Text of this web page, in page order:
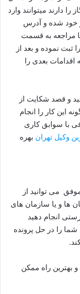
دارند میتوانند وارد
خود شده و آدرس
مراجعه به قسمت
نموده و بعد از
اقدامات بعدی را
و قصد شکایت از
این کار را انجام
با سوابق کاری
وکیل تهران بهره
می توانید از
ها و یا سازمان های
انجام دهید
را در حل پرونده
بهترین راه ممکن